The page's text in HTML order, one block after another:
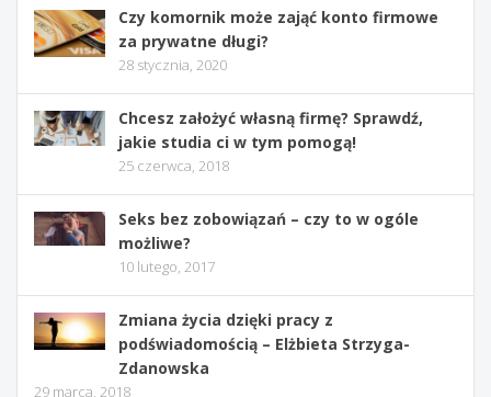
Czy komornik może zająć konto firmowe
za prywatne długi?
28 stycznia, 2020
Chcesz założyć własną firmę? Sprawdź,
jakie studia ci w tym pomogą!
25 czerwca, 2018
Seks bez zobowiązań – czy to w ogóle
możliwe?
10 lutego, 2017
Zmiana życia dzięki pracy z
podświadomością – Elżbieta Strzyga-
Zdanowska
29 marca, 2018